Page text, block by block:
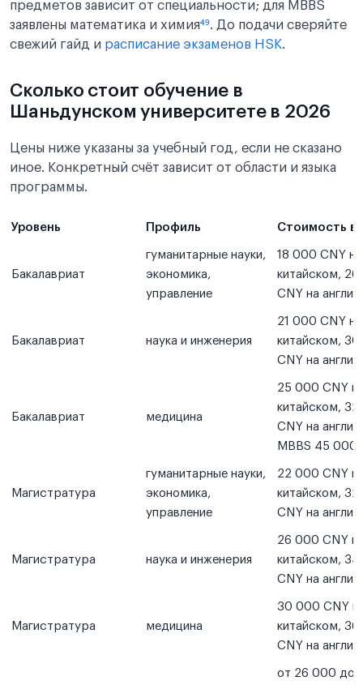
предметов зависит от специальности; для MBBS
заявлены математика и химия⁴⁹. До подачи сверяйте
свежий гайд и расписание экзаменов HSK.
Сколько стоит обучение в
Шаньдунском университете в 2026
Цены ниже указаны за учебный год, если не сказано
иное. Конкретный счёт зависит от области и языка
программы.
Уровень Профиль Стоимость в
Бакалавриат
гуманитарные науки,
экономика,
управление
18 000 CNY на
китайском,
CNY на
Бакалавриат наука и инженерия
21 000 CNY на
китайском,
CNY на
Бакалавриат медицина
25 000 CNY
китайском,
CNY на
MBBS 45 000
Магистратура
гуманитарные науки,
экономика,
управление
22 000 CNY
китайском,
CNY на
Магистратура наука и инженерия
26 000 CNY
китайском,
CNY на
Магистратура медицина
30 000 CNY
китайском,
CNY на
от 26 000 до